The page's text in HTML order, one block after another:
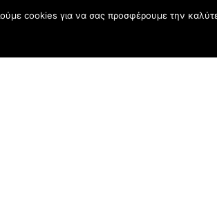
cookies για να σας προσφέρουμε την